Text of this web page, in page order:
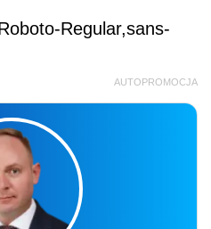
Regular,sans-
AUTOPROMOCJA